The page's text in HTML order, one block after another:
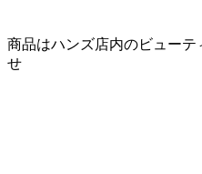
商品はハンズ店内のビューテ
せ